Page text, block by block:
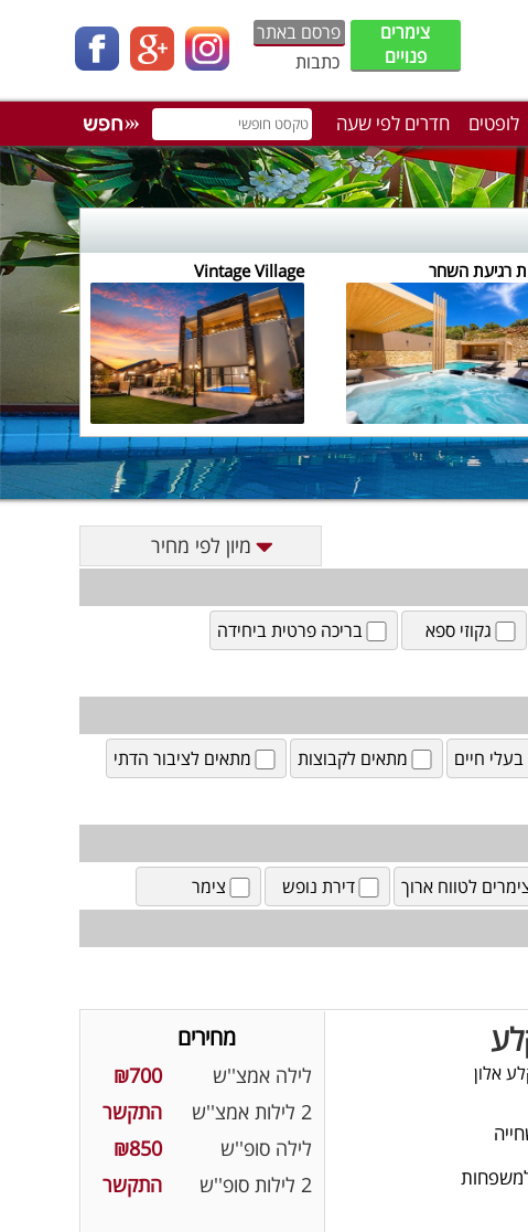
צימרים
פנויים
פרסם באתר
כתבות
לופטים חדרים לפי שעה
רגיעת השחר Vintage Village
מיון לפי מחיר
גקוזי ספא
בריכה פרטית ביחידה
חיים מתאים לקבוצות
מתאים לציבור הדתי
לטווח ארוך דירת נופש
צימר
אלון
מחירים
לילה אמצ''ש
₪700
2 לילות אמצ''ש
התקשר
לילה סופ''ש
₪850
2 לילות סופ''ש
התקשר